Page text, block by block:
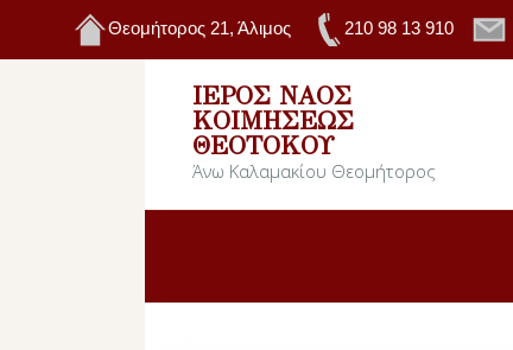
Θεομήτορος 21, Άλιμος 210 98 13 910
ΙΕΡΌΣ ΝΑΌΣ
ΚΟΙΜΉΣΕΩΣ
ΘΕΟΤΌΚΟΥ
Άνω Καλαμακίου Θεομήτορος